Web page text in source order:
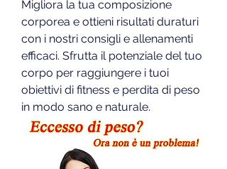
Migliora la tua composizione
corporea e ottieni risultati duraturi
con i nostri consigli e allenamenti
efficaci. Sfrutta il potenziale del tuo
corpo per raggiungere i tuoi
obiettivi di fitness e perdita di peso
in modo sano e naturale.